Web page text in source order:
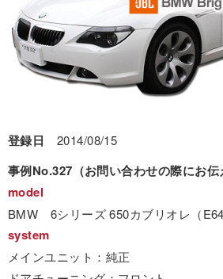
登録日 2014/08/15
事例No.327（お問い合わせの際にお伝
model
BMW 6シリーズ 650カブリオレ（E64
system
メインユニット：純正